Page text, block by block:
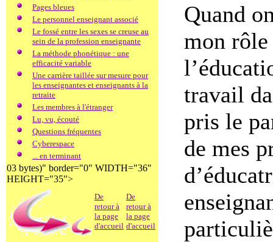
Pages bleues
Le personnel enseignant associé
Le fossé entre les sexes se creuse au
sein de la profession enseignante
La méthode phonétique : une
efficacité variable
Une carrière taillée sur mesure pour
les enseignantes et enseignants à la
retraite
Les membres à l'étranger
Lu, vu, écouté
Questions fréquentes
Cyberespace
... en terminant
03 bytes)" border="0" WIDTH="36"
HEIGHT="35">
De
retour à
la page
d'accueil
De
retour à
la page
d'accueil
Quand
mon
travail
pris le
de mes